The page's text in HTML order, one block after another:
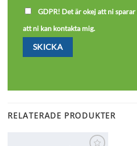
GDPR! Det är okej att ni
att ni kan kontakta mig.
RELATERADE PRODUKTER